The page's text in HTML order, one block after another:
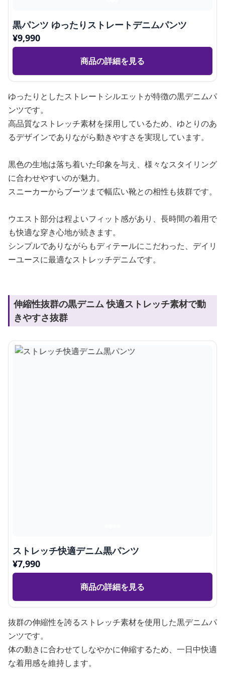
黒パンツ ゆったりストレートデニムパンツ
¥9,990
商品の詳細を見る
ゆったりとしたストレートシルエットが特徴の黒デニムパ
ンツです。
高品質なストレッチ素材を採用しているため、ゆとりのあ
るデザインでありながら動きやすさを実現しています。
黒色の生地は落ち着いた印象を与え、様々なスタイリング
に合わせやすいのが魅力。
スニーカーからブーツまで幅広い靴との相性も抜群です。
ウエスト部分は程よいフィット感があり、長時間の着用で
も快適な穿き心地が続きます。
シンプルでありながらもディテールにこだわった、デイリ
ーユースに最適なストレッチデニムです。
伸縮性抜群の黒デニム 快適ストレッチ素材で動
きやすさ抜群
ストレッチ快適デニム黒パンツ
¥7,990
商品の詳細を見る
抜群の伸縮性を誇るストレッチ素材を使用した黒デニムパ
ンツです。
体の動きに合わせてしなやかに伸縮するため、一日中快適
な着用感を維持します。